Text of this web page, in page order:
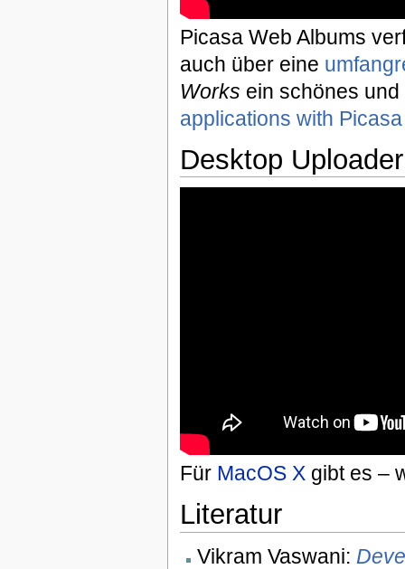
Picasa Web Albums
auch über eine
Works ein schönes
applications with
Desktop
Für MacOS Xgibt es –
Literatur
Vikram Vaswani: